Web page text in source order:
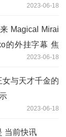
2023-06-18
Magical Mirai
的外挂字幕 焦
2023-06-18
与天才千金的
2023-06-18
当前快讯